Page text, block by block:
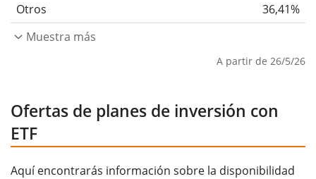
Otros
36,41%
Muestra más
A partir de 26/5/26
Ofertas de planes de inversión con
ETF
Aquí encontrarás información sobre la disponibilidad